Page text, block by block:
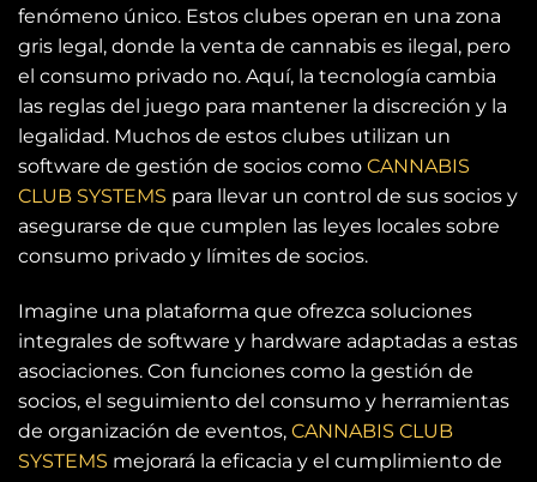
fenómeno único. Estos clubes operan en una zona
gris legal, donde la venta de cannabis es ilegal, pero
el consumo privado no. Aquí, la tecnología cambia
las reglas del juego para mantener la discreción y la
legalidad. Muchos de estos clubes utilizan un
software de gestión de socios como CANNABIS
CLUB SYSTEMS para llevar un control de sus socios y
asegurarse de que cumplen las leyes locales sobre
consumo privado y límites de socios.
Imagine una plataforma que ofrezca soluciones
integrales de software y hardware adaptadas a estas
asociaciones. Con funciones como la gestión de
socios, el seguimiento del consumo y herramientas
de organización de eventos, CANNABIS CLUB
SYSTEMS mejorará la eficacia y el cumplimiento de